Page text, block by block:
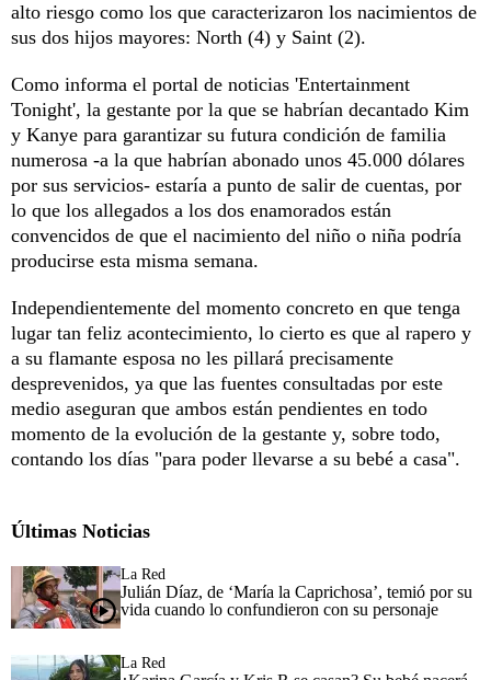
alto riesgo como los que caracterizaron los nacimientos de
sus dos hijos mayores: North (4) y Saint (2).
Como informa el portal de noticias 'Entertainment
Tonight', la gestante por la que se habrían decantado Kim
y Kanye para garantizar su futura condición de familia
numerosa -a la que habrían abonado unos 45.000 dólares
por sus servicios- estaría a punto de salir de cuentas, por
lo que los allegados a los dos enamorados están
convencidos de que el nacimiento del niño o niña podría
producirse esta misma semana.
Independientemente del momento concreto en que tenga
lugar tan feliz acontecimiento, lo cierto es que al rapero y
a su flamante esposa no les pillará precisamente
desprevenidos, ya que las fuentes consultadas por este
medio aseguran que ambos están pendientes en todo
momento de la evolución de la gestante y, sobre todo,
contando los días "para poder llevarse a su bebé a casa".
Últimas Noticias
La Red
Julián Díaz, de ‘María la Caprichosa’, temió por su
vida cuando lo confundieron con su personaje
La Red